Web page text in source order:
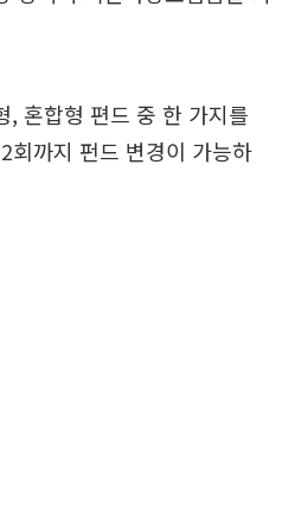
, 혼합형 편드 중 한 가지를
회까지 펀드 변경이 가능하